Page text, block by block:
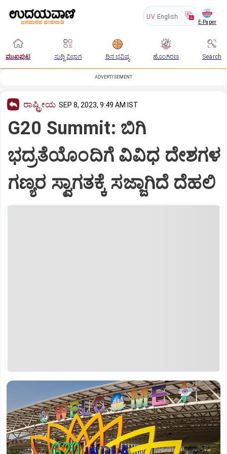
UV English
E-Paper
ಮುಖಪುಟ ಸುದ್ದಿ ವಿಭಾಗ ದಿನ ಭವಿಷ್ಯ ಹೊಂಗಿರಣ Search
ADVERTISEMENT
ರಾಷ್ಟ್ರೀಯ SEP 8, 2023, 9:49 AM IST
G20 Summit: ಬಿಗಿ
ಭದ್ರತೆಯೊಂದಿಗೆ ವಿವಿಧ ದೇಶಗಳ
ಗಣ್ಯರ ಸ್ವಾಗತಕ್ಕೆ ಸಜ್ಜಾಗಿದೆ ದೆಹಲಿ